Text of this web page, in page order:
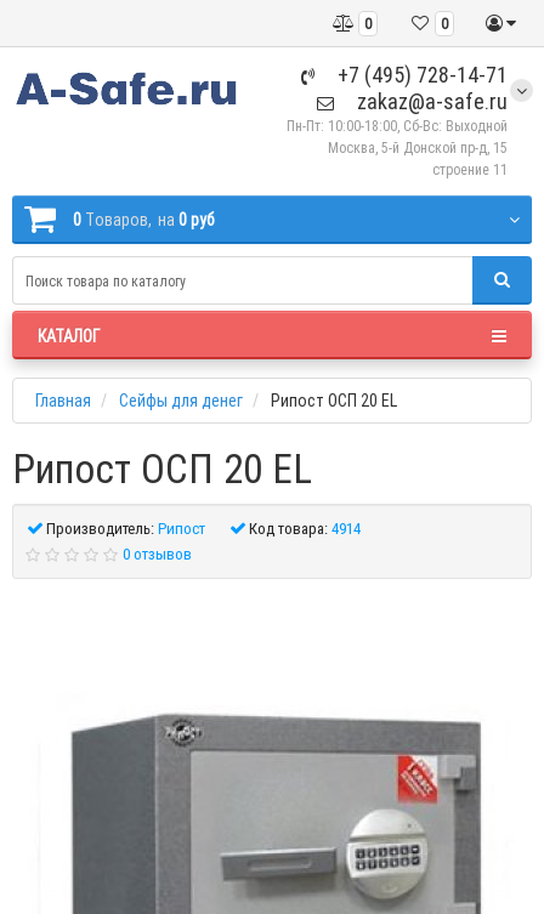
0
0
+7 (495) 728-14-71
zakaz@a-safe.ru
Пн-Пт: 10:00-18:00, Сб-Вс: Выходной
Москва, 5-й Донской пр-д, 15
строение 11
0 Tоваров, на 0 руб
КАТАЛОГ
Главная Сейфы для денег Рипост ОСП 20 EL
Рипост ОСП 20 EL
Производитель:Рипост Код товара:4914
0 отзывов